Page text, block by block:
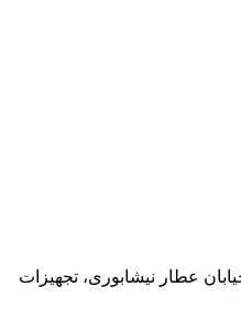
عطار نیشابوری، تجهیزات